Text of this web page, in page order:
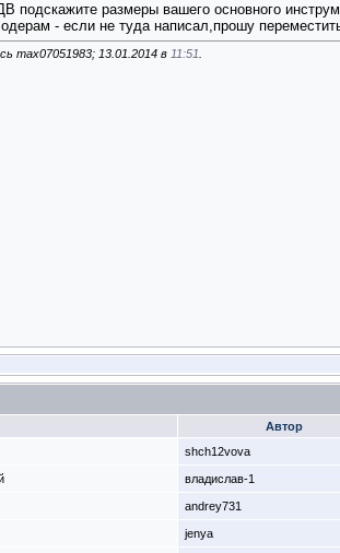
размеры вашего основного
- если не туда написал,прошу
max07051983; 13.01.2014 в 11:51
Автор
shch12vova
владислав-1
andrey731
jenya